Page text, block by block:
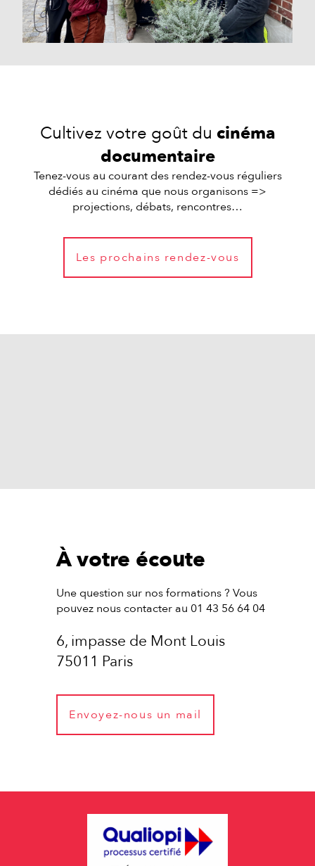
Cultivez votre goût du cinéma
documentaire
Tenez-vous au courant des rendez-vous réguliers
dédiés au cinéma que nous organisons =>
projections, débats, rencontres…
Les prochains rendez-vous
À votre écoute
Une question sur nos formations ? Vous
pouvez nous contacter au 01 43 56 64 04
6, impasse de Mont Louis
75011 Paris
Envoyez-nous un mail